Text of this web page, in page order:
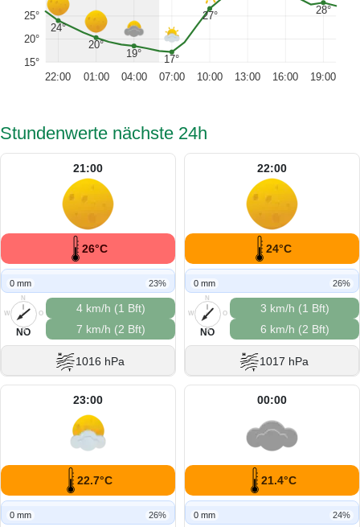
15°
20°
25°
24°
20°
19° 17°
27° 28°
22:00 01:00 04:00 07:00 10:00 13:00 16:00 19:00
Stundenwerte nächste 24h
21:00
26°C
0 mm 23%
N
O
S
W
NO
4 km/h (1 Bft)
7 km/h (2 Bft)
1016 hPa
22:00
24°C
0 mm 26%
N
O
S
W
NO
3 km/h (1 Bft)
6 km/h (2 Bft)
1017 hPa
23:00
22.7°C
0 mm 26%
00:00
21.4°C
0 mm 24%